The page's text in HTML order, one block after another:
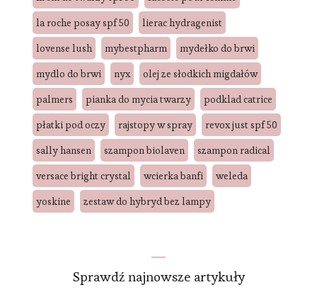
la roche posay spf 50
lierac hydragenist
lovense lush
mybestpharm
mydełko do brwi
mydlo do brwi
nyx
olej ze słodkich migdałów
palmers
pianka do mycia twarzy
podklad catrice
płatki pod oczy
rajstopy w spray
revox just spf 50
sally hansen
szampon biolaven
szampon radical
versace bright crystal
wcierka banfi
weleda
yoskine
zestaw do hybryd bez lampy
Sprawdź najnowsze artykuły